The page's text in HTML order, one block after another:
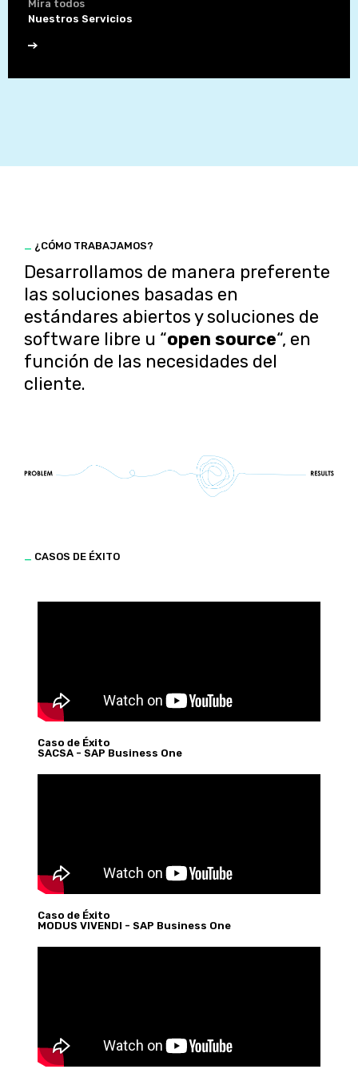
Mira todos
Nuestros Servicios
_ ¿CÓMO TRABAJAMOS?
Desarrollamos de manera preferente
las soluciones basadas en
estándares abiertos y soluciones de
software libre u “open source“, en
función de las necesidades del
cliente.
CASOS DE ÉXITO
Caso de Éxito
SACSA - SAP Business One
Caso de Éxito
MODUS VIVENDI - SAP Business One